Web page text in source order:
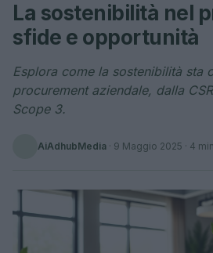
La sostenibilità nel
sfide e opportunità
Esplora come la sostenibilità sta
procurement aziendale, dalla
Scope 3.
AiAdhubMedia · 9 Maggio 2025 · 4 min